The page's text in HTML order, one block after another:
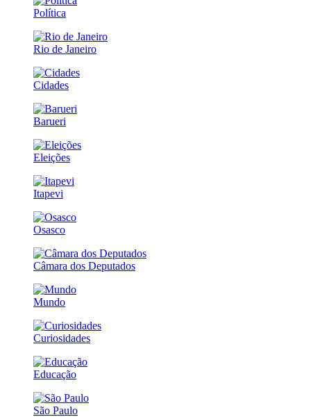
Política
Rio de Janeiro
Cidades
Barueri
Eleições
Itapevi
Osasco
Câmara dos Deputados
Mundo
Curiosidades
Educação
São Paulo